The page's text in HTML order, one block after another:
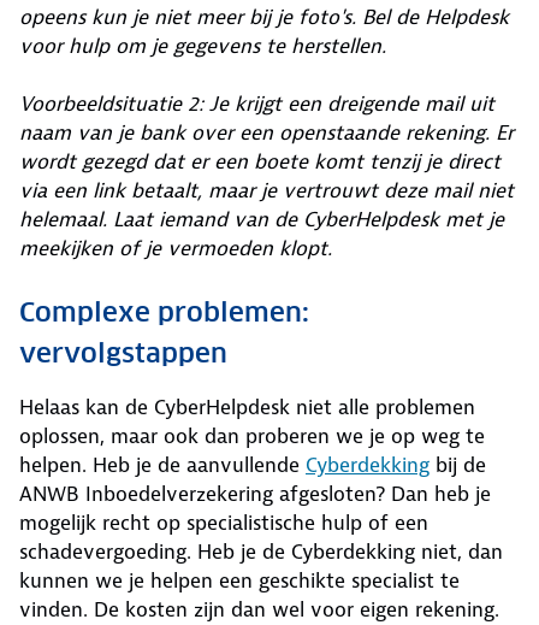
opeens kun je niet meer bij je foto's. Bel de Helpdesk
voor hulp om je gegevens te herstellen.
Voorbeeldsituatie 2: Je krijgt een dreigende mail uit
naam van je bank over een openstaande rekening. Er
wordt gezegd dat er een boete komt tenzij je direct
via een link betaalt, maar je vertrouwt deze mail niet
helemaal. Laat iemand van de CyberHelpdesk met je
meekijken of je vermoeden klopt.
Complexe problemen:
vervolgstappen
Helaas kan de CyberHelpdesk niet alle problemen
oplossen, maar ook dan proberen we je op weg te
helpen. Heb je de aanvullende Cyberdekking bij de
ANWB Inboedelverzekering afgesloten? Dan heb je
mogelijk recht op specialistische hulp of een
schadevergoeding. Heb je de Cyberdekking niet, dan
kunnen we je helpen een geschikte specialist te
vinden. De kosten zijn dan wel voor eigen rekening.